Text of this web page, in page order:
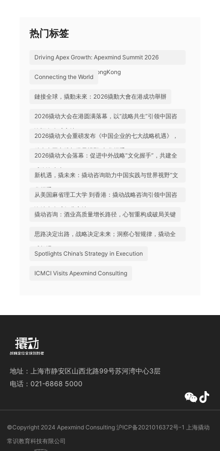
热门标签
Driving Apex Growth: Apexmind Summit 2026
Successfully Held in HongKong
Connecting the World
鏈接全球，撬動未來：2026撬動大會在港成功舉辦
2026撬动大会在港圆满落幕，以“战略共生”引领中国咨
询迈向全球高地
2026撬动大会重磅发布《中国企业的七大战略机遇》，
助力中国实践与世界视野“文化握手”
2026撬动大会落幕：促进中外战略“文化握手”，共建全
球咨询生态
新机遇，撬未来：撬动咨询助力中国实践与世界视野“文
化握手”
从美国麻省理工大学 到香港：撬动战略咨询引领中国咨
询站上全球行业高地
撬动咨询：酒业高质量增长路径，心智重构成破局关键
思路决定出路，战略决定未来；洞察心智规律，撬动全
球机遇
Spotlights China’s Strategy in Execution
ICMCI Visits Apexmind Consulting
地址：上海市静安区山西北路99号苏河湾中心3层
电话：021-6868 5000
©️Copyright 2024 Apexmind Consulting 沪ICP备2021016372号-1
上海撬动
常识教育科技有限公司